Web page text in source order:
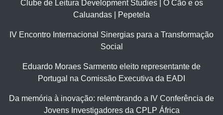
Clube de Leitura Development Studies | O Cão e os
Caluandas | Pepetela
IV Encontro Internacional Sinergias para a Transformação
Social
Eduardo Moraes Sarmento eleito representante de
Portugal na Comissão Executiva da EADI
Da memória à inovação: relembrando a IV Conferência de
Jovens Investigadores da CPLP África